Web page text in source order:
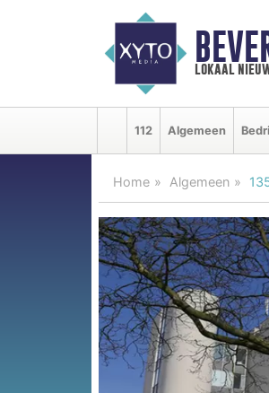
lokaal
112 Algemeen
Home Algemeen